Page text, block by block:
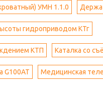
УМН 1.1.0
гидроприводом КТг
КТП Каталка со
G100AT Медицинская